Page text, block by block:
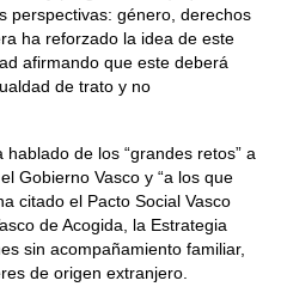
perspectivas: género, derechos
ha reforzado la idea de este
afirmando que este deberá
de trato y no
de los “grandes retos” a
Gobierno Vasco y “a los que
citado el Pacto Social Vasco
de Acogida, la Estrategia
sin acompañamiento familiar,
de origen extranjero.